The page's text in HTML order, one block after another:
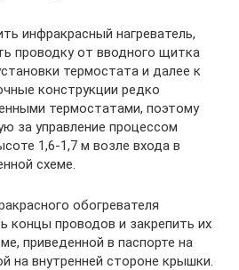
инфракрасный нагреватель,
проводку от вводного щитка
термостата и далее к
конструкции редко
термостатами, поэтому
за управление процессом
1,6-1,7 м возле входа в
схеме.
обогревателя
концы проводов и закрепить их
приведенной в паспорте на
на внутренней стороне крышки.